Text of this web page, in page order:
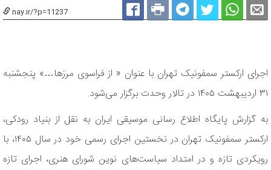
nay.ir/?p=11237
اجرای ارکستر سمفونیک تهران با عنوان « از فراسوی مرزها…» پنجشنبه
۳۱ اردیبهشت ۱۴۰۵ در تالار وحدت برگزار می‌شود.
به گزارش پایگاه اطلاع رسانی موسیقی ایران به نقل از بنیاد رودکی،
ارکستر سمفونیک تهران در نخستین اجرای رسمی خود در سال ۱۴۰۵، با
رویکردی تازه و در امتداد سیاست‌های نوین شورای هنری، اجرای تازه